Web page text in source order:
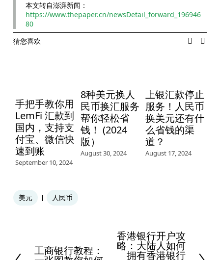
本文转自澎湃新闻：
https://www.thepaper.cn/newsDetail_forward_196946
80
猜您喜欢
手把手教你用
LemFi 汇款到
国内，支持支
付宝、微信快
速到账
September 10, 2024
8种美元换人
民币换汇服务
帮你轻松省
钱！ (2024
版）
August 30, 2024
上银汇款停止
服务！人民币
换美元还有什
么省钱的渠
道？
August 17, 2024
美元 人民币
P
工商银行教程：
香港银行开户攻
略：大陆人如何
拥有香港银行